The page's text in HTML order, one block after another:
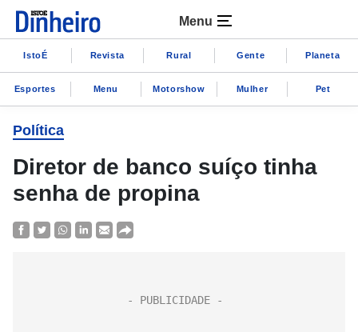
Menu
IstoÉ Revista Rural Gente Planeta
Esportes Menu Motorshow Mulher Pet
Política
Diretor de banco suíço tinha
senha de propina